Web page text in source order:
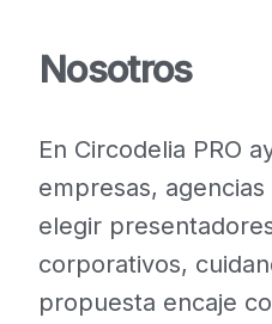
Nosotros
En Circodelia PRO
empresas,
elegir
corporativos,
propuesta encaje